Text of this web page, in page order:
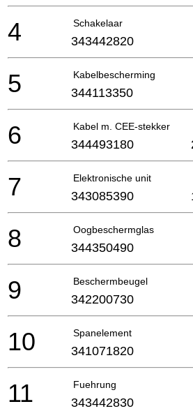
Schakelaar
4 343442820
Kabelbescherming
5 344113350
Kabel m. CEE-stekker
6 344493180
Elektronische unit
7 343085390
Oogbeschermglas
8 344350490
Beschermbeugel
9 342200730
Spanelement
10 341071820
Fuehrung
11 343442830